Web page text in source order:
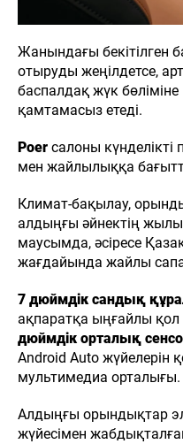
ЖАҢАЛЫҚТАР
Жанындағы бекітілген
отыруды жеңілдетсе,
баспалдақ жүк бөліміне
қамтамасыз етеді.
Poer салоны
мен жайлылыққа
Климат-бақылау,
алдыңғы әйнектің
маусымда, әсіресе
жағдайында жайлы
7 дюймдік сандық
ақпаратқа ыңғайлы қол
дюймдік орталық
Android Auto жүйелерін
мультимедиа орталығы.
Алдыңғы орындықтар
жүйесімен